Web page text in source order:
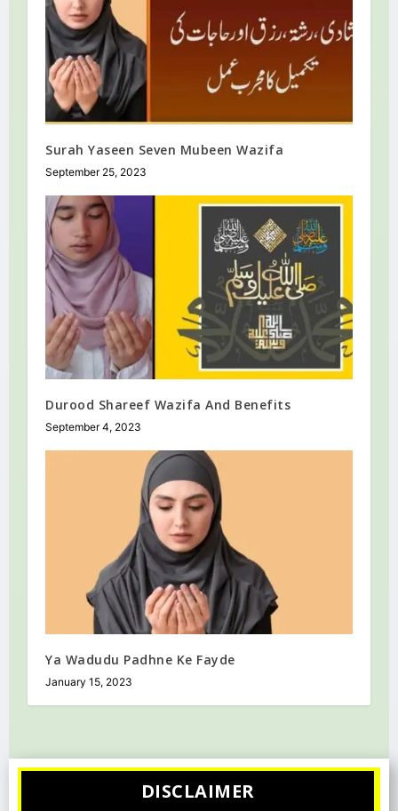
Surah Yaseen Seven Mubeen Wazifa
September 25, 2023
Durood Shareef Wazifa And Benefits
September 4, 2023
Ya Wadudu Padhne Ke Fayde
January 15, 2023
DISCLAIMER